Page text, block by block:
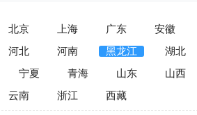
北京 上海 广东
安徽
河北 河南 黑龙江
湖北
宁夏 青海 山东
山西
云南 浙江 西藏